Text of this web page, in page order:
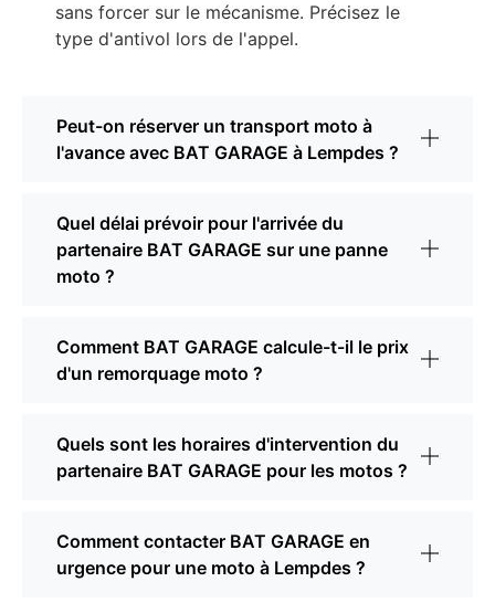
sans forcer sur le mécanisme. Précisez le
type d'antivol lors de l'appel.
Peut-on réserver un transport moto à
l'avance avec BAT GARAGE à Lempdes ?
Quel délai prévoir pour l'arrivée du
partenaire BAT GARAGE sur une panne
moto ?
Comment BAT GARAGE calcule-t-il le prix
d'un remorquage moto ?
Quels sont les horaires d'intervention du
partenaire BAT GARAGE pour les motos ?
Comment contacter BAT GARAGE en
urgence pour une moto à Lempdes ?